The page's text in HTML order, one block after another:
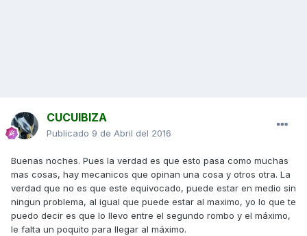
CUCUIBIZA
Publicado 9 de Abril del 2016
Buenas noches. Pues la verdad es que esto pasa como muchas
mas cosas, hay mecanicos que opinan una cosa y otros otra. La
verdad que no es que este equivocado, puede estar en medio sin
ningun problema, al igual que puede estar al maximo, yo lo que te
puedo decir es que lo llevo entre el segundo rombo y el máximo,
le falta un poquito para llegar al máximo.